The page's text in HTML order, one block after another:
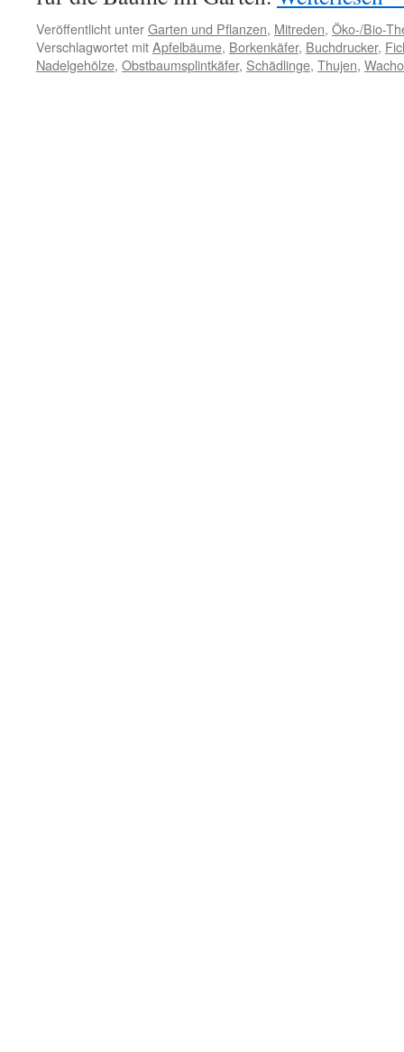
Veröffentlicht unterGarten und Pflanzen, Mitreden, Öko-/Bio-
Verschlagwortet mitApfelbäume, Borkenkäfer, Buchdrucker,
Nadelgehölze, Obstbaumsplintkäfer, Schädlinge, Thujen,